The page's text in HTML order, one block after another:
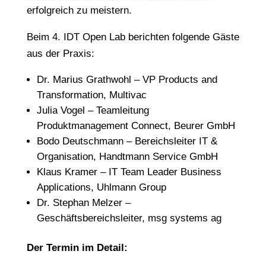
erfolgreich zu meistern.
Beim 4. IDT Open Lab berichten folgende Gäste
aus der Praxis:
Dr. Marius Grathwohl – VP Products and
Transformation, Multivac
Julia Vogel – Teamleitung
Produktmanagement Connect, Beurer GmbH
Bodo Deutschmann – Bereichsleiter IT &
Organisation, Handtmann Service GmbH
Klaus Kramer – IT Team Leader Business
Applications, Uhlmann Group
Dr. Stephan Melzer –
Geschäftsbereichsleiter, msg systems ag
Der Termin im Detail: